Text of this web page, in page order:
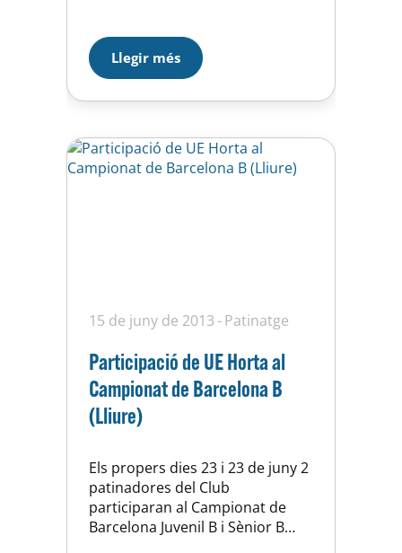
en lliure i ja és a l’A, i Martina
Sanz aprova la figura que li
mancava. moltes felicitats. Pel
que…
Llegir més
15 de juny de 2013 Patinatge
Participació de UE Horta al
Campionat de Barcelona B
(Lliure)
Els propers dies 23 i 23 de juny 2
patinadores del Club
participaran al Campionat de
Barcelona Juvenil B i Sènior B